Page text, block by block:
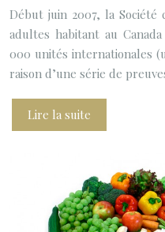
Début juin 2007, la Société
adultes habitant au
000 unités internationales
raison d’une série de
Lire la suite